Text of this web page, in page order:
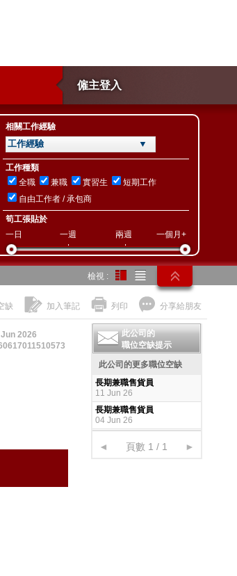
僱主登入
相關工作經驗
工作經驗 ▼
工作種類
全職
兼職 實習生
短期工作
自由工作者 / 承包商
筍工張貼於
一日
一週 兩週 一個月+
檢視 :
缺 加入筆記 列印 分享給朋友
2026
此公司的
職位空缺提示
此公司的更多職位空缺
長期兼職售貨員
11 Jun 26
長期兼職售貨員
04 Jun 26
◄ 頁數 1 / 1 ►